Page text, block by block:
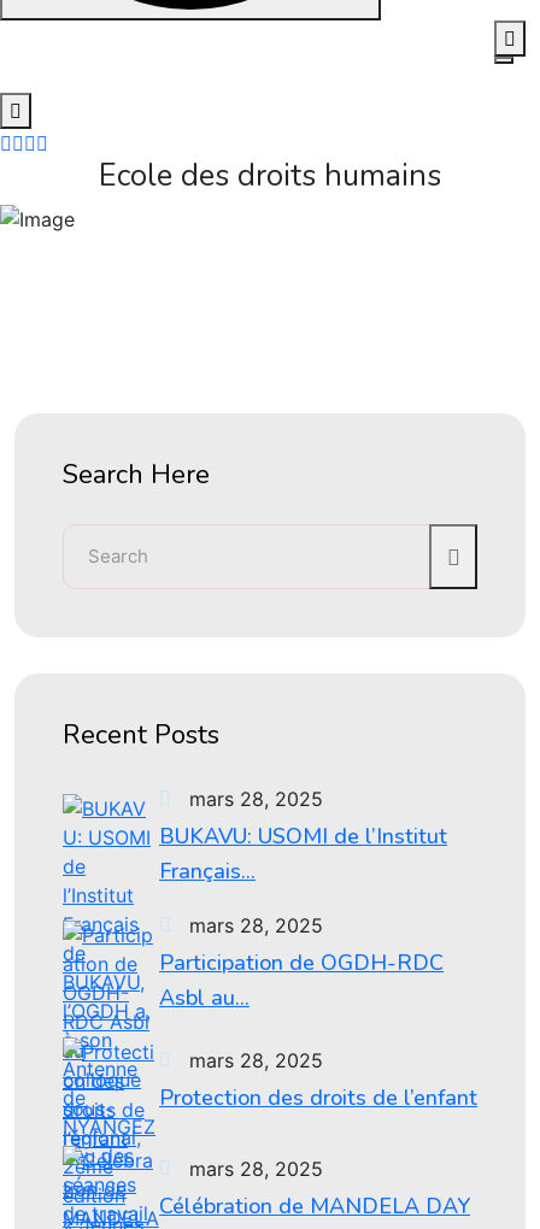
content
Ecole des droits humains
Search Here
Recent Posts
mars 28, 2025
BUKAVU: USOMI de l’Institut
Français...
mars 28, 2025
Participation de OGDH-RDC
Asbl au...
mars 28, 2025
Protection des droits de l’enfant
mars 28, 2025
Célébration de MANDELA DAY